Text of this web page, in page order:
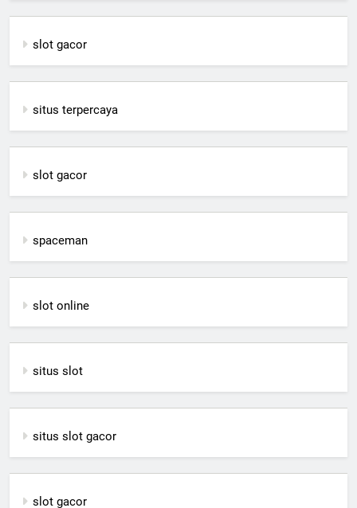
slot gacor
situs terpercaya
slot gacor
spaceman
slot online
situs slot
situs slot gacor
slot gacor